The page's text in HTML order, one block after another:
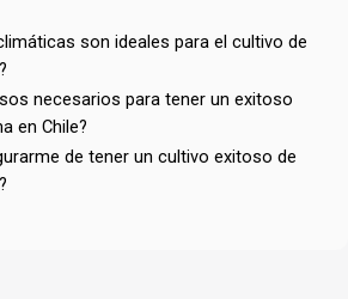
son ideales para el cultivo de
necesarios para tener un exitoso
en Chile?
de tener un cultivo exitoso de